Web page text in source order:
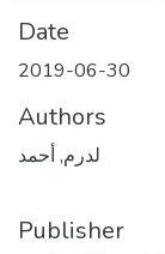
Date
2019-06-30
Authors
لدرم, أحمد
Publisher